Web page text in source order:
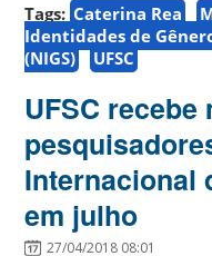
Tags: Caterina Rea
Identidades de
(NIGS)
UFSC
UFSC
Internacional
em julho
27/04/2018 08:01